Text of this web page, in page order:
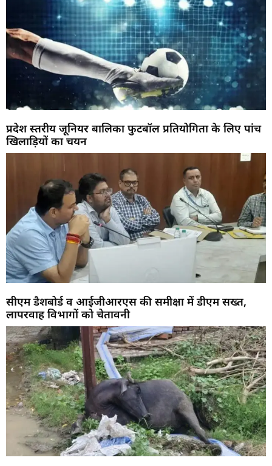
प्रदेश स्तरीय जूनियर बालिका फुटबॉल प्रतियोगिता के लिए पांच
खिलाड़ियों का चयन
सीएम डैशबोर्ड व आईजीआरएस की समीक्षा में डीएम सख्त,
लापरवाह विभागों को चेतावनी